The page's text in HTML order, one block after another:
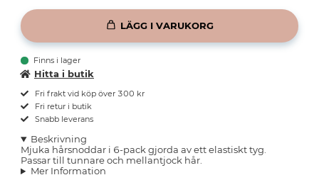
LÄGG I VARUKORG
Finns i lager
Hitta i butik
Fri frakt vid köp över 300 kr
Fri retur i butik
Snabb leverans
Beskrivning
Mjuka hårsnoddar i 6-pack gjorda av ett elastiskt tyg.
Passar till tunnare och mellantjock hår.
Mer Information